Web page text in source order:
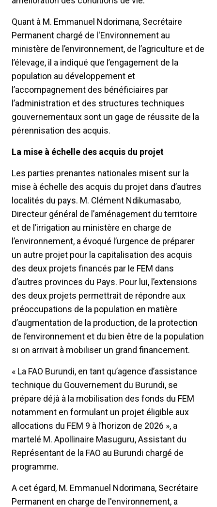
Quant à M. Emmanuel Ndorimana, Secrétaire
Permanent chargé de l'Environnement au
ministère de l’environnement, de l’agriculture et de
l’élevage, il a indiqué que l’engagement de la
population au développement et
l’accompagnement des bénéficiaires par
l’administration et des structures techniques
gouvernementaux sont un gage de réussite de la
pérennisation des acquis.
La mise à échelle des acquis du projet
Les parties prenantes nationales misent sur la
mise à échelle des acquis du projet dans d’autres
localités du pays. M. Clément Ndikumasabo,
Directeur général de l’aménagement du territoire
et de l’irrigation au ministère en charge de
l’environnement, a évoqué l’urgence de préparer
un autre projet pour la capitalisation des acquis
des deux projets financés par le FEM dans
d’autres provinces du Pays. Pour lui, l’extensions
des deux projets permettrait de répondre aux
préoccupations de la population en matière
d’augmentation de la production, de la protection
de l’environnement et du bien être de la population
si on arrivait à mobiliser un grand financement.
« La FAO Burundi, en tant qu’agence d’assistance
technique du Gouvernement du Burundi, se
prépare déjà à la mobilisation des fonds du FEM
notamment en formulant un projet éligible aux
allocations du FEM 9 à l’horizon de 2026 », a
martelé M. Apollinaire Masuguru, Assistant du
Représentant de la FAO au Burundi chargé de
programme.
A cet égard, M. Emmanuel Ndorimana, Secrétaire
Permanent en charge de l'environnement, a